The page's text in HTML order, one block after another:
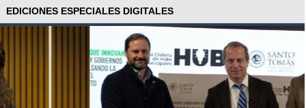
EDICIONES ESPECIALES DIGITALES